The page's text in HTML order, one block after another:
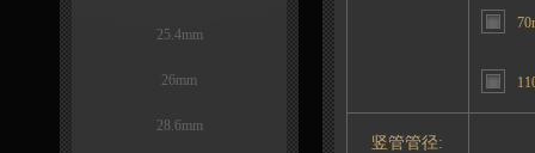
25.4mm
26mm
28.6mm
竖管管径: